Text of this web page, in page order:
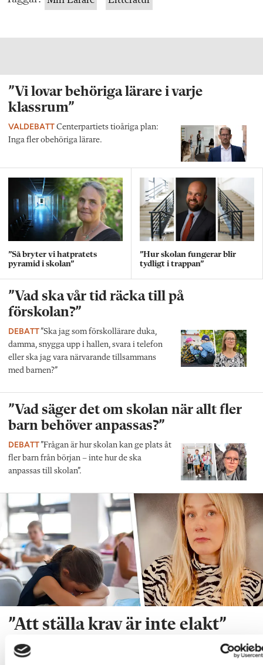
”Vi lovar behöriga lärare i varje
klassrum”
VALDEBATT Centerpartiets tioåriga plan:
Inga fler obehöriga lärare.
”Så bryter vi hatpratets
pyramid i skolan”
”Hur skolan fungerar blir
tydligt i trappan”
”Vad ska vår tid räcka till på
förskolan?”
DEBATT”Ska jag som förskollärare duka,
damma, snygga upp i hallen, svara i telefon
eller ska jag vara närvarande tillsammans
med barnen?”
”Vad säger det om skolan när allt fler
barn behöver anpassas?”
DEBATT”Frågan är hur skolan kan ge plats åt
fler barn från början – inte hur de ska
anpassas till skolan”.
”Att ställa krav är inte elakt”
DEBATT
”Att ställa krav är inte elakt. Att vara schysst är inte alltid
snällt. Många gånger är det bara ett svek”, skriver Ulrica Björkblom